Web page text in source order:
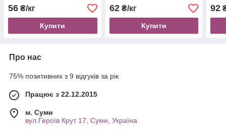
56 ₴/кг
Купити
62₴/кг
Купити
92
Про нас
75% позитивних з 9 відгуків за рік
Працює з 22.12.2015
м. Суми
вул.Героїв Крут 17, Суми, Україна